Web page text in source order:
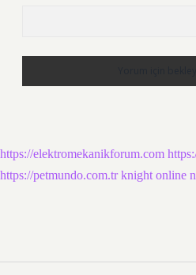
https://elektromekanikforum.com
https://petmundo.com.tr knight online